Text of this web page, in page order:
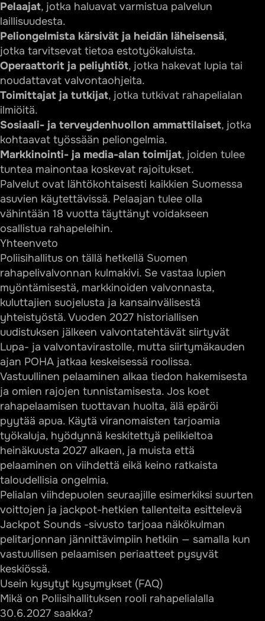
Pelaajat, jotka haluavat varmistua palvelun
laillisuudesta.
Peliongelmista kärsivät ja heidän läheisensä,
jotka tarvitsevat tietoa estotyökaluista.
Operaattorit ja peliyhtiöt, jotka hakevat lupia tai
noudattavat valvontaohjeita.
Toimittajat ja tutkijat, jotka tutkivat rahapelialan
ilmiöitä.
Sosiaali- ja terveydenhuollon ammattilaiset, jotka
kohtaavat työssään peliongelmia.
Markkinointi- ja media-alan toimijat, joiden tulee
tuntea mainontaa koskevat rajoitukset.
Palvelut ovat lähtökohtaisesti kaikkien Suomessa
asuvien käytettävissä. Pelaajan tulee olla
vähintään 18 vuotta täyttänyt voidakseen
osallistua rahapeleihin.
Yhteenveto
Poliisihallitus on tällä hetkellä Suomen
rahapelivalvonnan kulmakivi. Se vastaa lupien
myöntämisestä, markkinoiden valvonnasta,
kuluttajien suojelusta ja kansainvälisestä
yhteistyöstä. Vuoden 2027 historiallisen
uudistuksen jälkeen valvontatehtävät siirtyvät
Lupa- ja valvontavirastolle, mutta siirtymäkauden
ajan POHA jatkaa keskeisessä roolissa.
Vastuullinen pelaaminen alkaa tiedon hakemisesta
ja omien rajojen tunnistamisesta. Jos koet
rahapelaamisen tuottavan huolta, älä epäröi
pyytää apua. Käytä viranomaisten tarjoamia
työkaluja, hyödynnä keskitettyä pelikieltoa
heinäkuusta 2027 alkaen, ja muista että
pelaaminen on viihdettä eikä keino ratkaista
taloudellisia ongelmia.
Pelialan viihdepuolen seuraajille esimerkiksi suurten
voittojen ja jackpot-hetkien tallenteita esittelevä
Jackpot Sounds -sivusto tarjoaa näkökulman
pelitarjonnan jännittävimpiin hetkiin — samalla kun
vastuullisen pelaamisen periaatteet pysyvät
keskiössä.
Usein kysytyt kysymykset (FAQ)
Mikä on Poliisihallituksen rooli rahapelialalla
30.6.2027 saakka?